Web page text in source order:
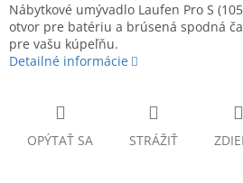
Nábytkové umývadlo Laufen Pro S
otvor pre batériu a brúsená spodná
pre vašu kúpeľňu.
Detailné informácie
OPÝTAŤ SA STRÁŽIŤ